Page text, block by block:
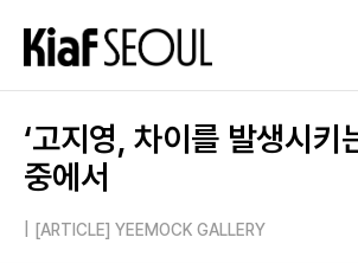
‘고지영, 차이를 발생시키
중에서
[ARTICLE] YEEMOCK GALLERY